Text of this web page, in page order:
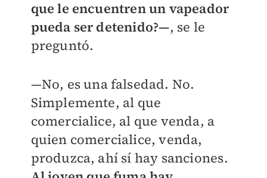
que le encuentren un vapeador
pueda ser detenido?—, se le
preguntó.
—No, es una falsedad. No.
Simplemente, al que
comercialice, al que venda, a
quien comercialice, venda,
produzca, ahí sí hay sanciones.